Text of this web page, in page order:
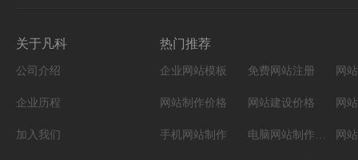
关于凡科
公司介绍
企业历程
加入我们
热门推荐
企业网站模板 免费网站注册 网
网站制作价格 网站建设价格 网
手机网站制作 电脑网站制作设计 网